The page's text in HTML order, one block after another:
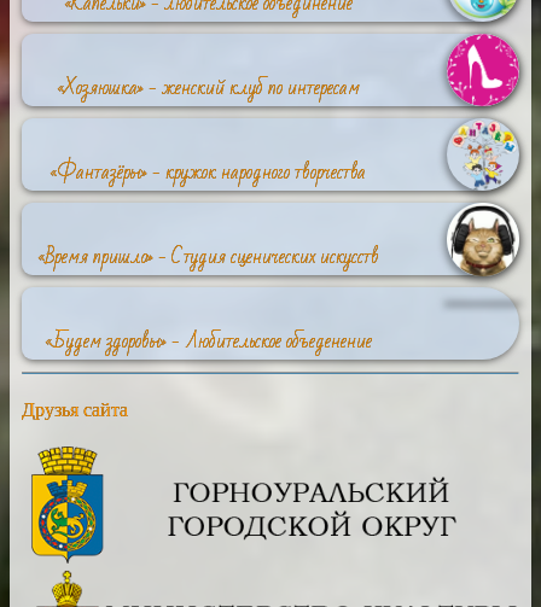
«Хозяюшка» - женский клуб по интересам
«Фантазёры» - кружок народного творчества
«Время пришло» - Студия сценических искусств
«Будем здоровы» - Любительское объеденение
Друзья сайта